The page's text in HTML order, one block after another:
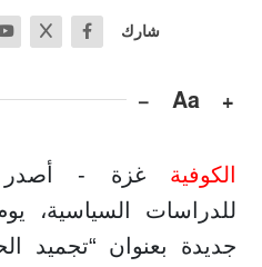
شارك
+
Aa
−
الكوفية غزة - أصدر
للدراسات السياسية،
جديدة بعنوان “تجميد